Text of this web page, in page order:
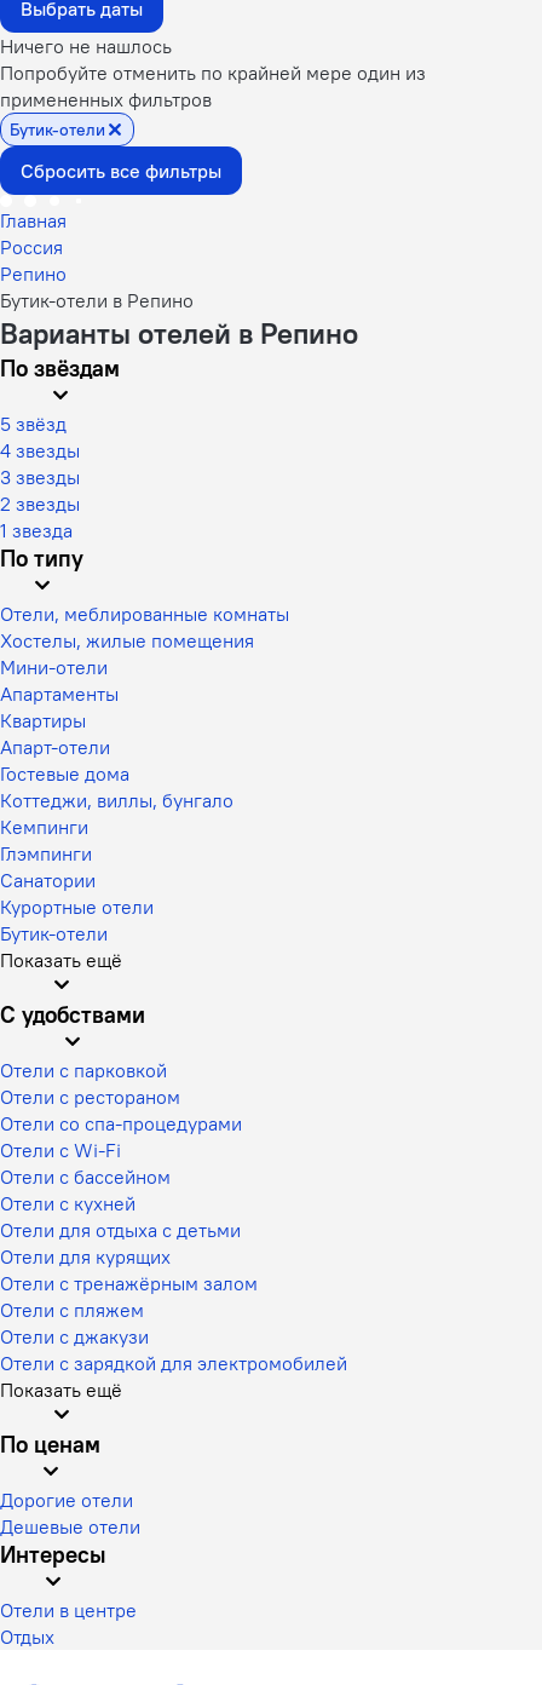
Выбрать даты
Ничего не нашлось
Попробуйте отменить по крайней мере один из
примененных фильтров
Бутик-отели
Сбросить все фильтры
Главная
Россия
Репино
Бутик-отели в Репино
Варианты отелей в Репино
По звёздам
5 звёзд
4 звезды
3 звезды
2 звезды
1 звезда
По типу
Отели, меблированные комнаты
Хостелы, жилые помещения
Мини-отели
Апартаменты
Квартиры
Апарт-отели
Гостевые дома
Коттеджи, виллы, бунгало
Кемпинги
Глэмпинги
Санатории
Курортные отели
Бутик-отели
Показать ещё
С удобствами
Отели с парковкой
Отели с рестораном
Отели со спа-процедурами
Отели с Wi-Fi
Отели с бассейном
Отели с кухней
Отели для отдыха с детьми
Отели для курящих
Отели с тренажёрным залом
Отели с пляжем
Отели с джакузи
Отели с зарядкой для электромобилей
Показать ещё
По ценам
Дорогие отели
Дешевые отели
Интересы
Отели в центре
Отдых